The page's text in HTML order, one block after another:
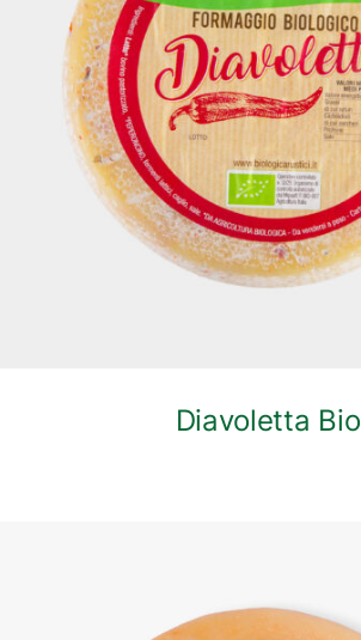
DETTAGLI
Diavoletta Bio